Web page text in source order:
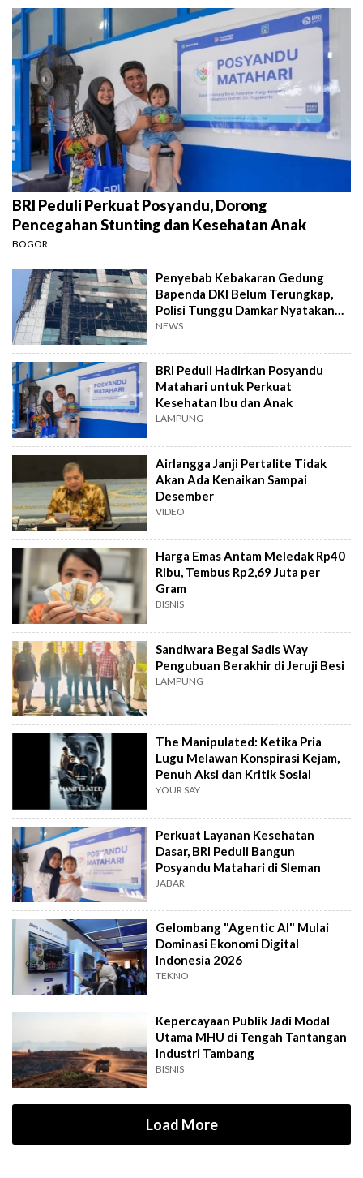
BRI Peduli Perkuat Posyandu, Dorong
Pencegahan Stunting dan Kesehatan Anak
BOGOR
Penyebab Kebakaran Gedung
Bapenda DKI Belum Terungkap,
Polisi Tunggu Damkar Nyatakan
Aman
NEWS
BRI Peduli Hadirkan Posyandu
Matahari untuk Perkuat
Kesehatan Ibu dan Anak
LAMPUNG
Airlangga Janji Pertalite Tidak
Akan Ada Kenaikan Sampai
Desember
VIDEO
Harga Emas Antam Meledak Rp40
Ribu, Tembus Rp2,69 Juta per
Gram
BISNIS
Sandiwara Begal Sadis Way
Pengubuan Berakhir di Jeruji Besi
LAMPUNG
The Manipulated: Ketika Pria
Lugu Melawan Konspirasi Kejam,
Penuh Aksi dan Kritik Sosial
YOUR SAY
Perkuat Layanan Kesehatan
Dasar, BRI Peduli Bangun
Posyandu Matahari di Sleman
JABAR
Gelombang "Agentic AI" Mulai
Dominasi Ekonomi Digital
Indonesia 2026
TEKNO
Kepercayaan Publik Jadi Modal
Utama MHU di Tengah Tantangan
Industri Tambang
BISNIS
Load More